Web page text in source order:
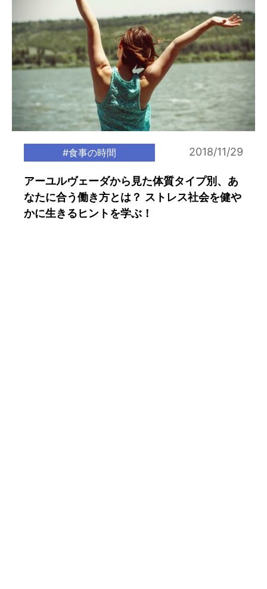
#食事の時間 2018/11/29
アーユルヴェーダから見た体質タイプ別、あ
なたに合う働き方とは？ ストレス社会を健や
かに生きるヒントを学ぶ！